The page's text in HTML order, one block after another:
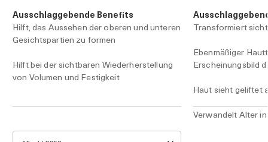
Ausschlaggebende Benefits
Hilft, das Aussehen der oberen und unteren
Gesichtspartien zu formen
Hilft bei der sichtbaren Wiederherstellung
von Volumen und Festigkeit
Transformiert
Ebenmäßiger
Erscheinungsbild
Haut sieht geliftet
Verwandelt Alter